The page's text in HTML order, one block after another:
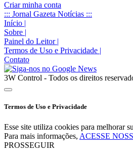
Criar minha conta
::: Jornal Gazeta Notícias :::
Início |
Sobre |
Painel do Leitor |
Termos de Uso e Privacidade |
Contato
3W Control - Todos os direitos
Termos de Uso e Privacidade
Esse site utiliza cookies para melhorar
Para mais informações, ACESSE
PROSSEGUIR